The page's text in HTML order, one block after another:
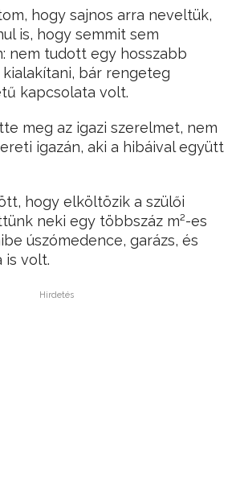
hogy sajnos arra neveltük,
is, hogy semmit sem
nem tudott egy hosszabb
bár rengeteg
kapcsolata volt.
meg az igazi szerelmet, nem
igazán, aki a hibáival együtt
hogy elköltözik a szülői
neki egy többszáz m²-es
úszómedence, garázs, és
is volt.
Hirdetés